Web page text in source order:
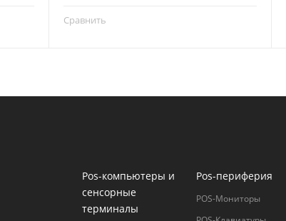
Сравнить
Pos-компьютеры и
сенсорные
терминалы
Pos-периферия
POS-Мониторы